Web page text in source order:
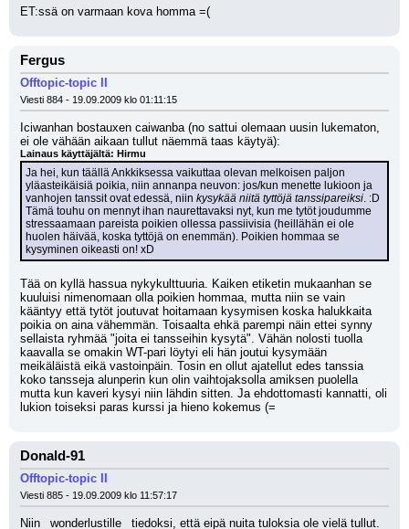
ET:ssä on varmaan kova homma =(
Fergus
Offtopic-topic II
Viesti 884 - 19.09.2009 klo 01:11:15
Iciwanhan bostauxen caiwanba (no sattui olemaan uusin lukematon,
ei ole vähään aikaan tullut näemmä taas käytyä):
Lainaus käyttäjältä: Hirmu
Ja hei, kun täällä Ankkiksessa vaikuttaa olevan melkoisen paljon
yläasteikäisiä poikia, niin annanpa neuvon: jos/kun menette lukioon ja
vanhojen tanssit ovat edessä, niin kysykää niitä tyttöjä tanssipareiksi. :D
Tämä touhu on mennyt ihan naurettavaksi nyt, kun me tytöt joudumme
stressaamaan pareista poikien ollessa passiivisia (heillähän ei ole
huolen häivää, koska tyttöjä on enemmän). Poikien hommaa se
kysyminen oikeasti on! xD
Tää on kyllä hassua nykykulttuuria. Kaiken etiketin mukaanhan se
kuuluisi nimenomaan olla poikien hommaa, mutta niin se vain
kääntyy että tytöt joutuvat hoitamaan kysymisen koska halukkaita
poikia on aina vähemmän. Toisaalta ehkä parempi näin ettei synny
sellaista ryhmää "joita ei tansseihin kysytä". Vähän nolosti tuolla
kaavalla se omakin WT-pari löytyi eli hän joutui kysymään
meikäläistä eikä vastoinpäin. Tosin en ollut ajatellut edes tanssia
koko tansseja alunperin kun olin vaihtojaksolla amiksen puolella
mutta kun kaveri kysyi niin lähdin sitten. Ja ehdottomasti kannatti, oli
lukion toiseksi paras kurssi ja hieno kokemus (=
Donald-91
Offtopic-topic II
Viesti 885 - 19.09.2009 klo 11:57:17
Niin _wonderlustille_ tiedoksi, että eipä nuita tuloksia ole vielä tullut.